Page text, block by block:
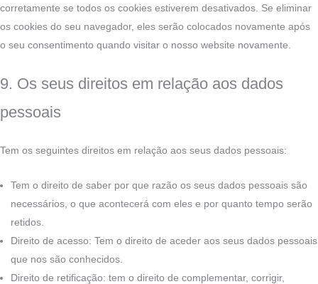
corretamente se todos os cookies estiverem desativados. Se eliminar
os cookies do seu navegador, eles serão colocados novamente após
o seu consentimento quando visitar o nosso website novamente.
9. Os seus direitos em relação aos dados
pessoais
Tem os seguintes direitos em relação aos seus dados pessoais:
Tem o direito de saber por que razão os seus dados pessoais são
necessários, o que acontecerá com eles e por quanto tempo serão
retidos.
Direito de acesso: Tem o direito de aceder aos seus dados pessoais
que nos são conhecidos.
Direito de retificação: tem o direito de complementar, corrigir,